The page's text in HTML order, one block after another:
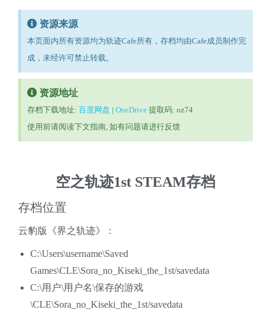
资源来源
本页面内所有资源均为轨迹Cafe所有，存档均由Cafe成员制作完
成，未经许可禁止转载。
资源地址
存档下载地址: 百度网盘 | OneDrive 提取码: oz74
使用前请阅读下文指南, 如有问题请进行反馈
空之轨迹1st STEAM存档
存档位置
云豹版《界之轨迹》：
C:\Users\username\Saved
Games\CLE\Sora_no_Kiseki_the_1st/savedata
C:\用户\用户名\保存的游戏
\CLE\Sora_no_Kiseki_the_1st/savedata